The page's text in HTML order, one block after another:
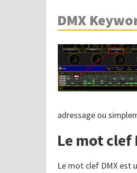
DMX
adressage ou
Le mot clef
Le mot clef DMX est